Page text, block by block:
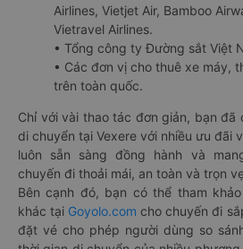
Airlines, Vietjet Air, Bamboo
Vietravel Airlines.
• Tổng công ty Đường sắt Việt
• Các đơn vị cho thuê xe máy,
trên toàn quốc.
Chỉ với vài thao tác đơn giản, bạn
di chuyển tại Vexere với nhiều ưu đãi
luôn sẵn sàng đồng hành và
chuyến đi thoải mái, an toàn và trọn
Bên cạnh đó, bạn có thể tham
khác tại Goyolo.com cho chuyến đi
đặt vé cho phép người dùng so